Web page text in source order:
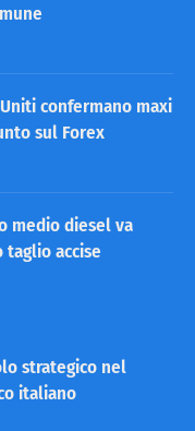
confermano maxi
sul Forex
medio diesel va
accise
strategico nel
italiano